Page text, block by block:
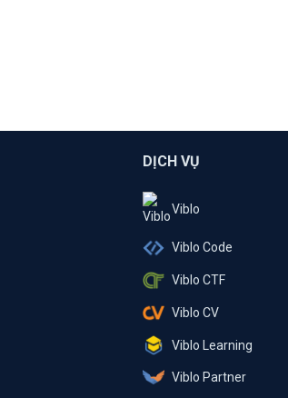
DỊCH VỤ
Viblo
Viblo Code
Viblo CTF
Viblo CV
Viblo Learning
Viblo Partner